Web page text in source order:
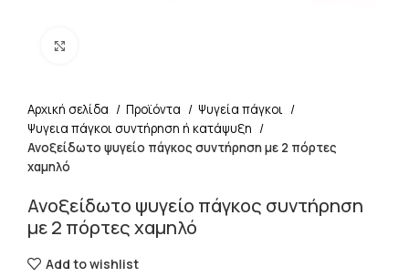
Αρχική σελίδα Προϊόντα
Ψυγεία πάγκοι
Ψυγεια πάγκοι συντήρηση ή κατάψυξη
Ανοξείδωτο ψυγείο πάγκος συντήρηση με 2 πόρτες
χαμηλό
Ανοξείδωτο ψυγείο πάγκος συντήρηση
με 2 πόρτες χαμηλό
Add to wishlist